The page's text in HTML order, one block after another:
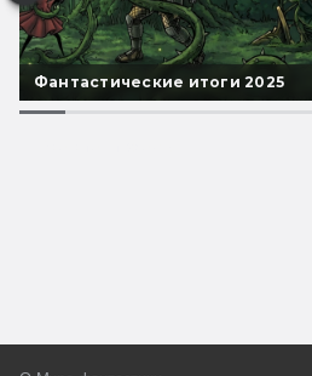
Фантастические итоги 2025